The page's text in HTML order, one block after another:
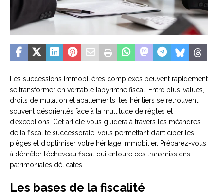
Les successions immobilières complexes peuvent rapidement
se transformer en véritable labyrinthe fiscal. Entre plus-values,
droits de mutation et abattements, les héritiers se retrouvent
souvent désorientés face à la multitude de règles et
d’exceptions. Cet article vous guidera à travers les méandres
de la fiscalité successorale, vous permettant d’anticiper les
pièges et d’optimiser votre héritage immobilier. Préparez-vous
à démêler l’écheveau fiscal qui entoure ces transmissions
patrimoniales délicates.
Les bases de la fiscalité